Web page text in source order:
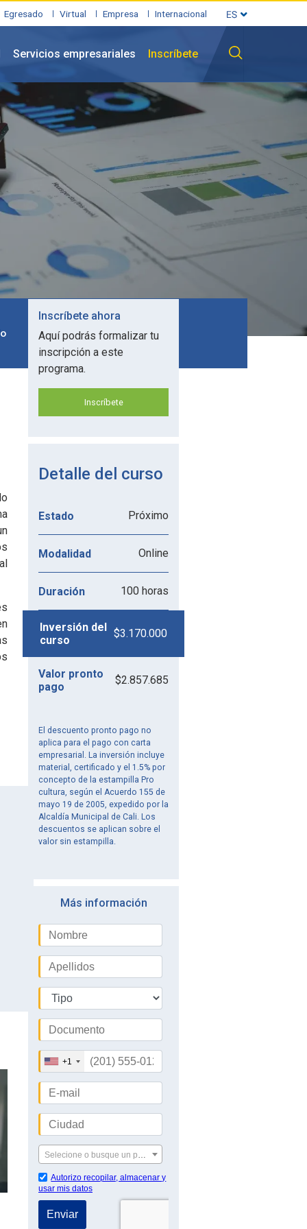
Egresado Virtual Empresa Internacional
Servicios empresariales Inscríbete
Inscríbete ahora
Aquí podrás formalizar tu
inscripción a este
programa.
Inscríbete
Detalle del curso
Estado Próximo
Modalidad Online
Duración 100 horas
Inversión del
curso
$3.170.000
Valor pronto
pago
$2.857.685
El descuento pronto pago no
aplica para el pago con carta
empresarial. La inversión incluye
material, certificado y el 1.5% por
concepto de la estampilla Pro
cultura, según el Acuerdo 155 de
mayo 19 de 2005, expedido por la
Alcaldía Municipal de Cali. Los
descuentos se aplican sobre el
valor sin estampilla.
Más información